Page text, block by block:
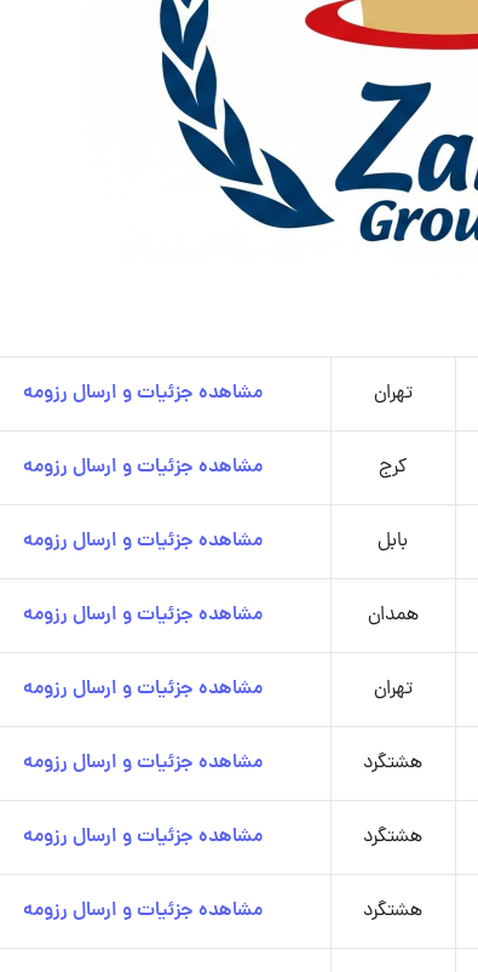
تهران مشاهده جزئیات و ارسال رزومه
کرج مشاهده جزئیات و ارسال رزومه
بابل مشاهده جزئیات و ارسال رزومه
همدان مشاهده جزئیات و ارسال رزومه
تهران مشاهده جزئیات و ارسال رزومه
هشتگرد مشاهده جزئیات و ارسال رزومه
هشتگرد مشاهده جزئیات و ارسال رزومه
هشتگرد مشاهده جزئیات و ارسال رزومه